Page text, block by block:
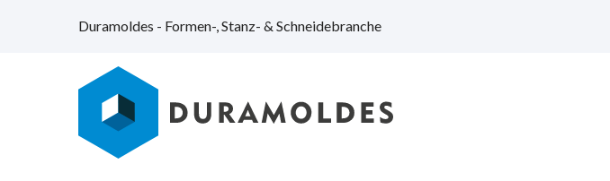
Duramoldes - Formen-, Stanz- & Schneidebranche